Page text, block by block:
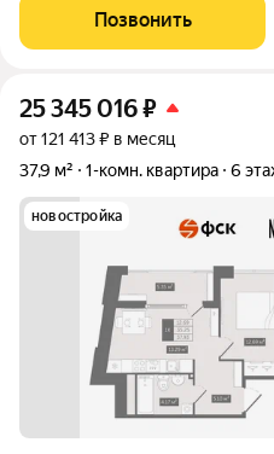
Новгородской улице в районе
инфраструктурой, в
Позвонить
25 345 016₽
от 121 413 ₽ в месяц
37,9 м²
1-комн. квартира 6
новостройка